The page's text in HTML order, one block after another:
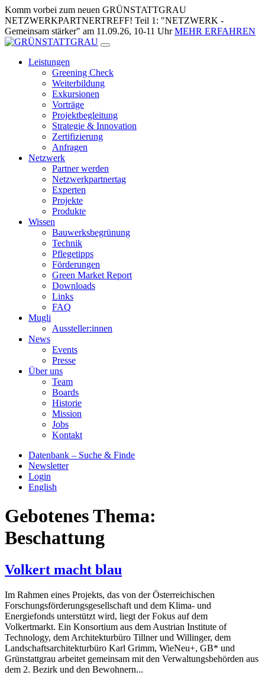
Zum
Inhalt
springen
Komm vorbei zum neuen GRÜNSTATTGRAU
NETZWERKPARTNERTREFF! Teil 1: "NETZWERK -
Gemeinsam stärker" am 11.09.26, 10-11 UhrMEHR ERFAHREN
Leistungen
Greening Check
Weiterbildung
Exkursionen
Vorträge
Projektbegleitung
Strategie & Innovation
Zertifizierung
Anfragen
Netzwerk
Partner werden
Netzwerkpartnertag
Experten
Projekte
Produkte
Wissen
Bauwerksbegrünung
Technik
Pflegetipps
Förderungen
Green Market Report
Downloads
Links
FAQ
Mugli
Aussteller:innen
News
Events
Presse
Über uns
Team
Boards
Historie
Mission
Jobs
Kontakt
Datenbank – Suche & Finde
Newsletter
Login
English
Gebotenes Thema:
Beschattung
Volkert macht blau
Im Rahmen eines Projekts, das von der Österreichischen
Forschungsförderungsgesellschaft und dem Klima- und
Energiefonds unterstützt wird, liegt der Fokus auf dem
Volkertmarkt. Ein Konsortium aus dem Austrian Institute of
Technology, dem Architekturbüro Tillner und Willinger, dem
Landschaftsarchitekturbüro Karl Grimm, WieNeu+, GB* und
Grünstattgrau arbeitet gemeinsam mit den Verwaltungsbehörden aus
dem 2. Bezirk und den Bewohnern...